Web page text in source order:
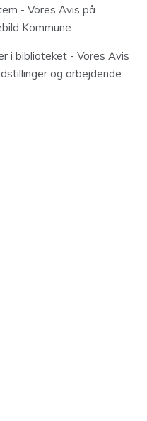
- Vores Avis på
Kommune
i biblioteket - Vores Avis
og arbejdende